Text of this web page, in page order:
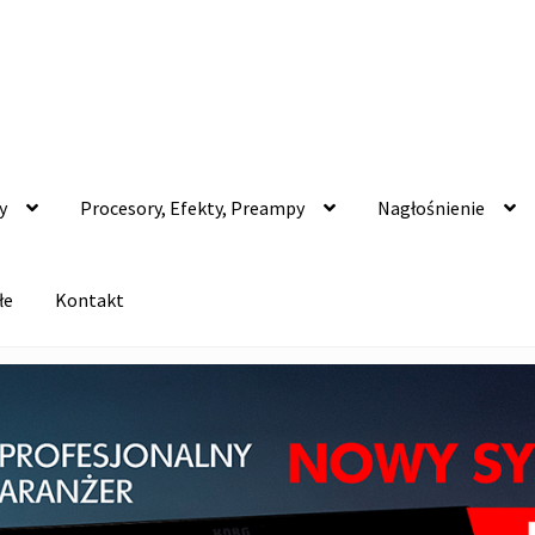
Procesory, Efekty, Preampy Nagłośnienie
Kontakt